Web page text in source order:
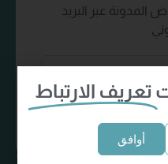
عبر البريد
تعريف الارتباط
أوافق